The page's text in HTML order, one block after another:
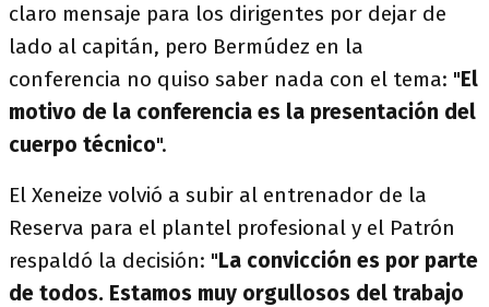
claro mensaje para los dirigentes por dejar de
lado al capitán, pero Bermúdez en la
conferencia no quiso saber nada con el tema: "El
motivo de la conferencia es la presentación del
cuerpo técnico".
El Xeneize volvió a subir al entrenador de la
Reserva para el plantel profesional y el Patrón
respaldó la decisión: "La convicción es por parte
de todos. Estamos muy orgullosos del trabajo